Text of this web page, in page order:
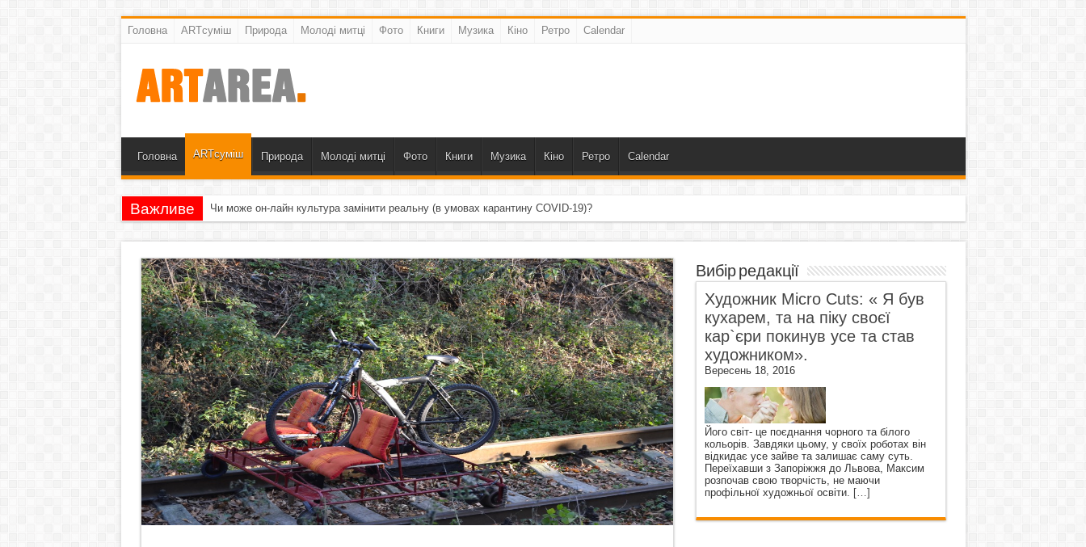
Головна ARTсуміш Природа Молоді митці Фото Книги Музика Кіно Ретро Calendar
Головна ARTсуміш Природа Молоді митці Фото Книги Музика Кіно Ретро Calendar
Важливе Чи може он-лайн культура замінити реальну (в умовах карантину COVID-19)?
Вибір редакції
Художник Micro Cuts: « Я був
кухарем, та на піку своєї
кар`єри покинув усе та став
художником».
Вересень 18, 2016
Його світ- це поєднання чорного та білого
кольорів. Завдяки цьому, у своїх роботах він
відкидає усе зайве та залишає саму суть.
Переїхавши з Запоріжжя до Львова, Максим
розпочав свою творчість, не маючи
профільної художньої освіти. […]